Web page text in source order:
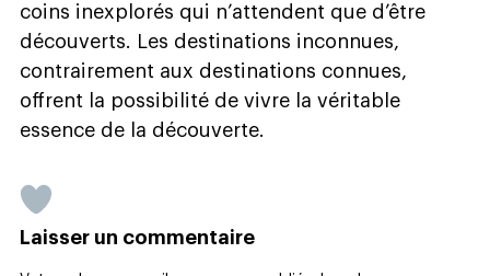
coins inexplorés qui n’attendent que d’être
découverts. Les destinations inconnues,
contrairement aux destinations connues,
offrent la possibilité de vivre la véritable
essence de la découverte.
Laisser un commentaire